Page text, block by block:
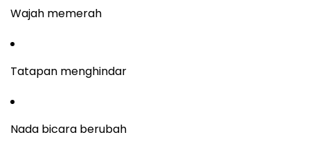
Wajah memerah
Tatapan menghindar
Nada bicara berubah